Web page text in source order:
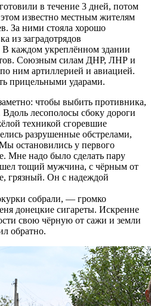
в течение 3 дней, потом
известно местным жителям
За ними стояла хорошо
из заградотрядов
каждом укреплённом здании
Союзным силам ДНР, ЛНР и
ним артиллерией и авиацией.
прицельными ударами.
чтобы выбить противника,
лесополосы сбоку дороги
техникой сгоревшие
разрушенные обстрелами,
остановились у первого
Мне надо было сделать пару
тощий мужчина, с чёрным от
грязный. Он с надеждой
собрали, — громко
донецкие сигареты. Искренне
свою чёрную от сажи и земли
обратно.